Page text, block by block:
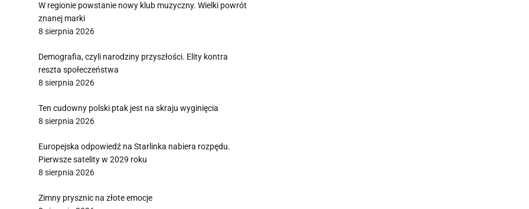
W regionie powstanie nowy klub muzyczny. Wielki powrót
znanej marki
8 sierpnia 2026
Demografia, czyli narodziny przyszłości. Elity kontra
reszta społeczeństwa
8 sierpnia 2026
Ten cudowny polski ptak jest na skraju wyginięcia
8 sierpnia 2026
Europejska odpowiedź na Starlinka nabiera rozpędu.
Pierwsze satelity w 2029 roku
8 sierpnia 2026
Zimny prysznic na złote emocje